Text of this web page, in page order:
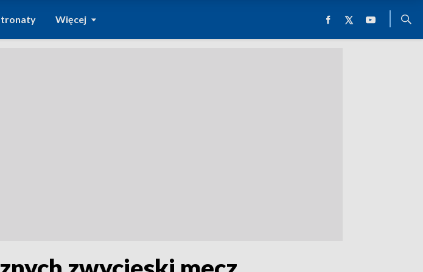
Więcej